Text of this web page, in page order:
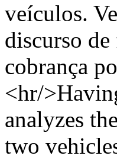
veículos.
discurso
cobrança
<hr/
analyzes
two